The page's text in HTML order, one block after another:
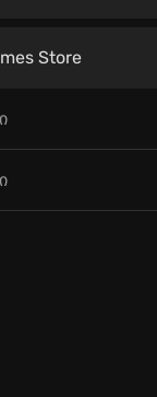
Store